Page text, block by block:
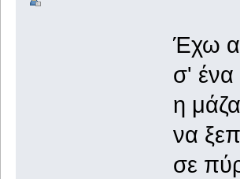
Έχω
σ' ένα
η
να
σε